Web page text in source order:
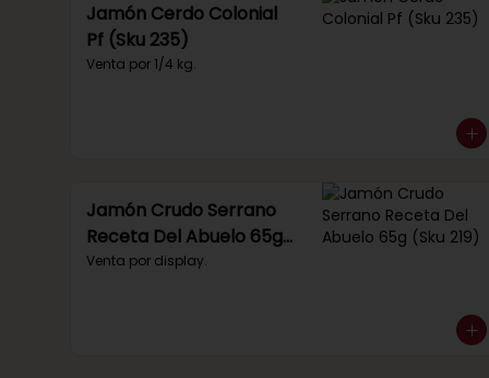
Jamón Cerdo Colonial
Pf (Sku 235)
Venta por 1/4 kg.
Jamón Crudo Serrano
Receta Del Abuelo 65g
(Sku 219)
Venta por display.